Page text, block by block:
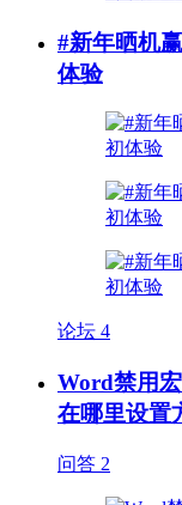
#新年晒机
体验
论坛 4
Word禁用
在哪里设置
问答 2